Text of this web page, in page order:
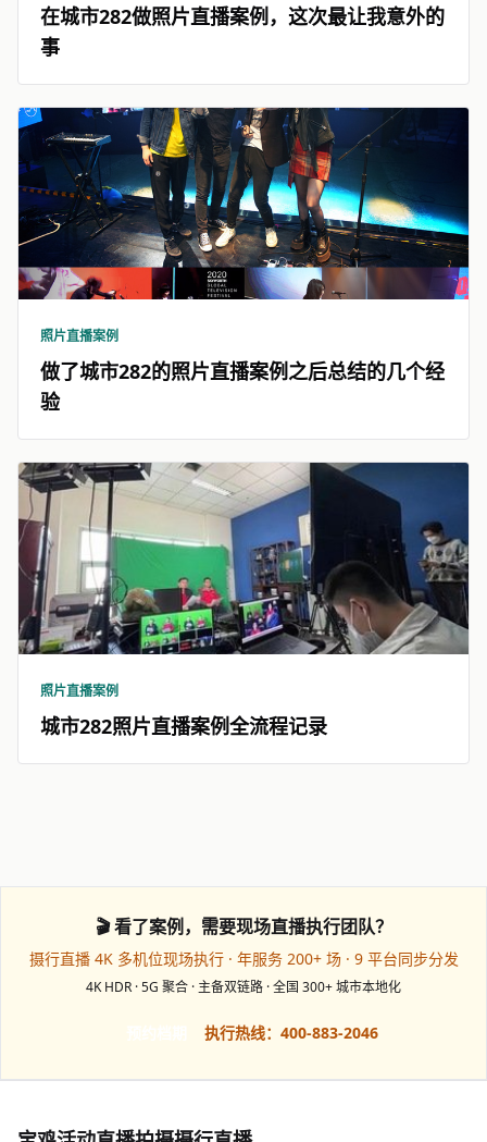
在城市282做照片直播案例，这次最让我意外的
事
照片直播案例
做了城市282的照片直播案例之后总结的几个经
验
照片直播案例
城市282照片直播案例全流程记录
🎬 看了案例，需要现场直播执行团队？
摄行直播 4K 多机位现场执行 · 年服务 200+ 场 · 9 平台同步分发
4K HDR · 5G 聚合 · 主备双链路 · 全国 300+ 城市本地化
执行热线：400-883-2046